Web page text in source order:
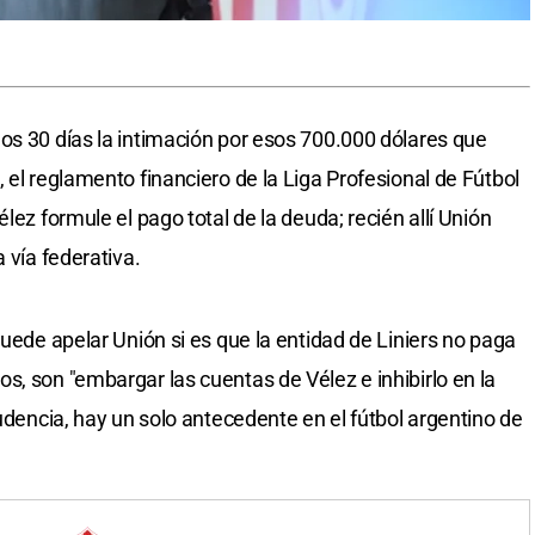
30 días la intimación por esos 700.000 dólares que
reglamento financiero de la Liga Profesional de Fútbol
formule el pago total de la deuda; recién allí Unión
vía federativa.
apelar Unión si es que la entidad de Liniers no paga
son "embargar las cuentas de Vélez e inhibirlo en la
hay un solo antecedente en el fútbol argentino de